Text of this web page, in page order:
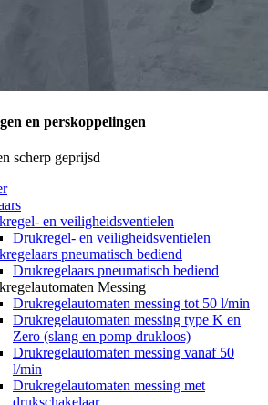
en perskoppelingen
scherp geprijsd
en veiligheidsventielen
Drukregel- en veiligheidsventielen
pneumatisch bediend
Drukregelaars pneumatisch bediend
Messing
Drukregelautomaten messing tot 50 l/min
Drukregelautomaten messing type K en
Zero (slang en pomp drukloos)
Drukregelautomaten messing vanaf 50
l/min
Drukregelautomaten messing met